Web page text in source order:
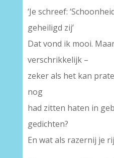
‘Je schreef:
geheiligd zij’
Dat vond ik mooi.
verschrikkelijk –
zeker als het kan
nog
had zitten haten in
gedichten?
En wat als razernij je